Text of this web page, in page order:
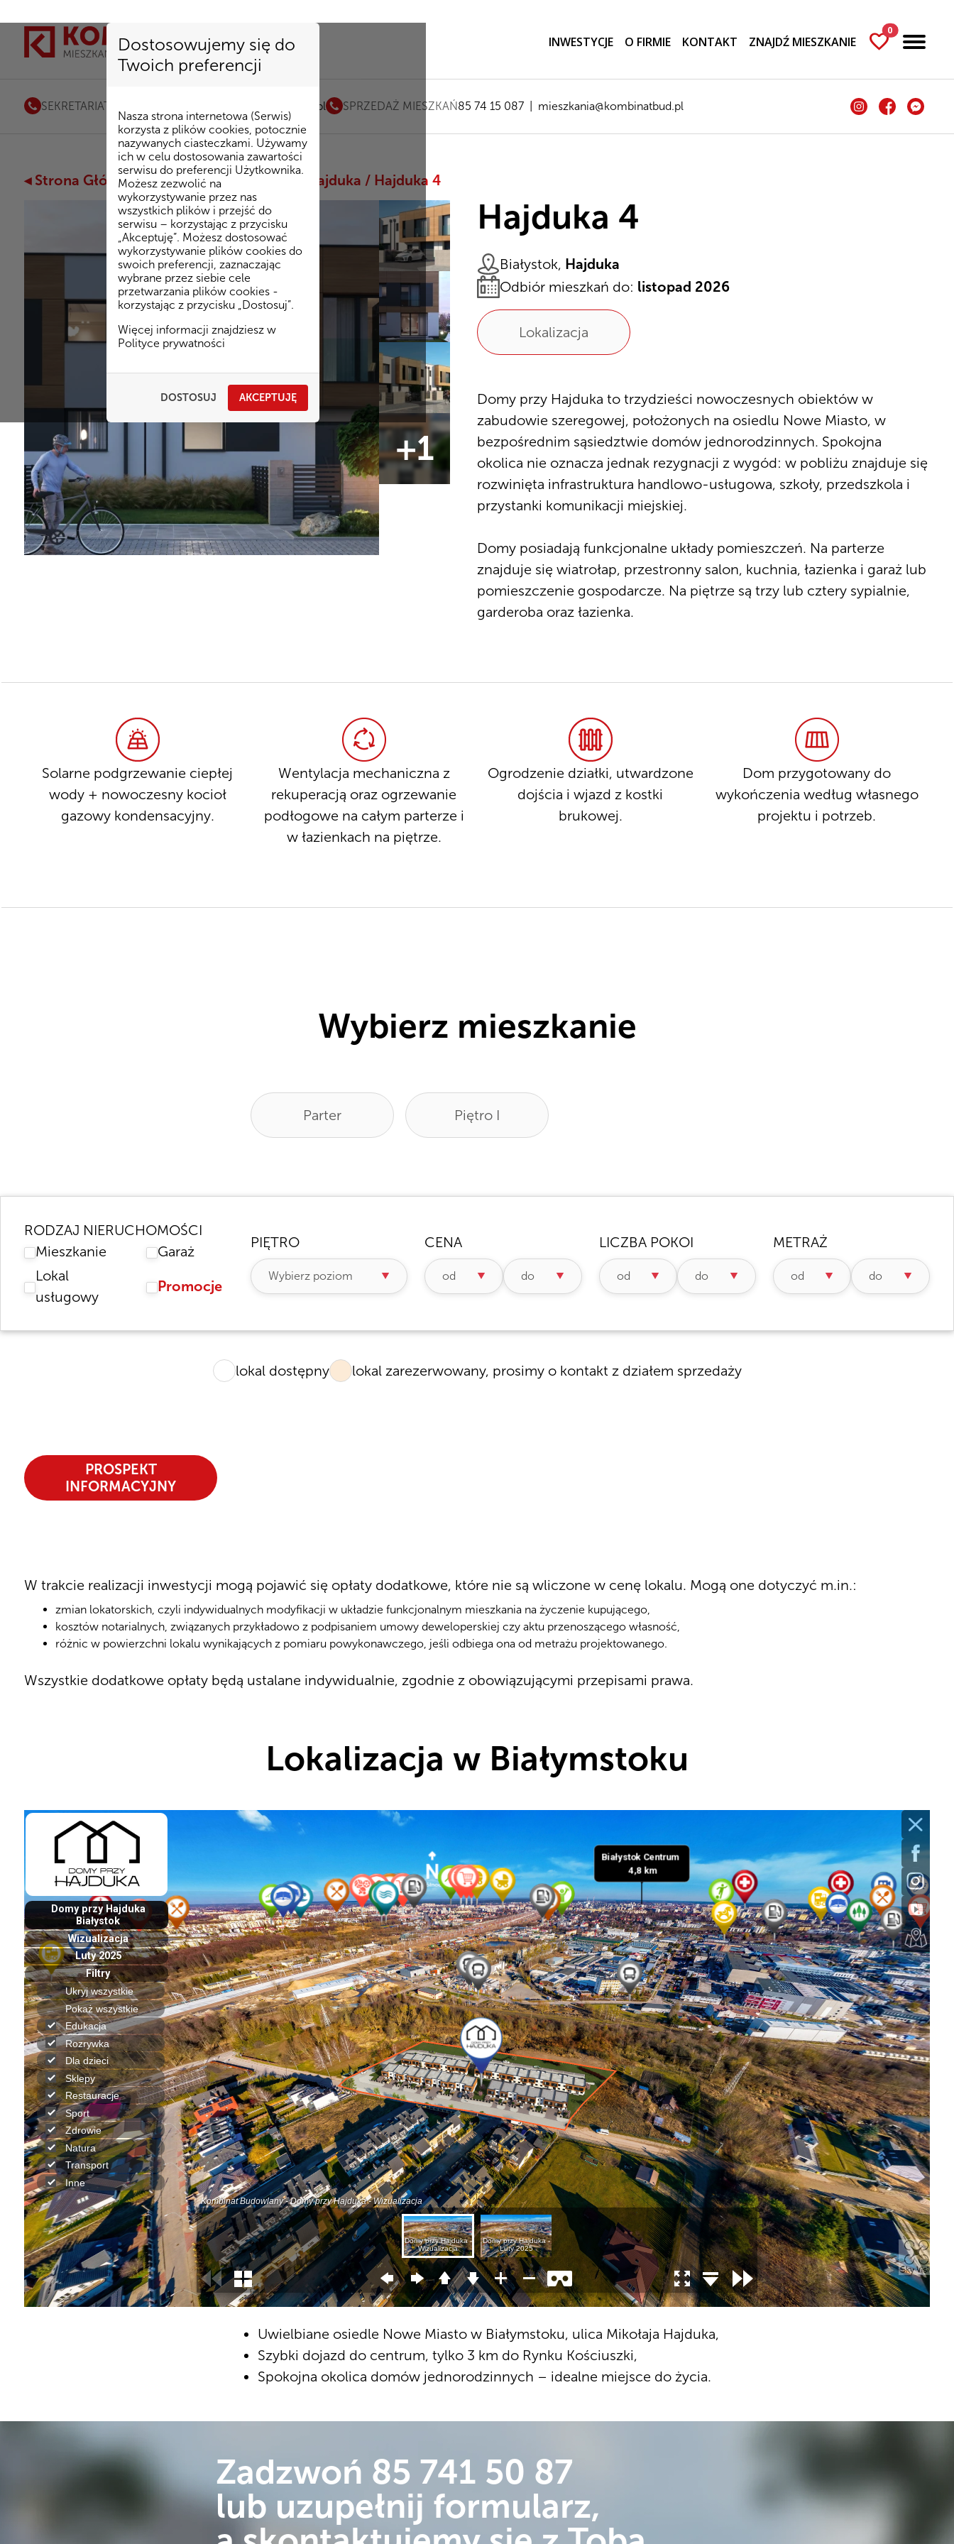
Dostosowujemy się do
Twoich preferencji
Nasza strona internetowa (Serwis)
korzysta z plików cookies, potocznie
nazywanych ciasteczkami. Używamy
ich w celu dostosowania zawartości
serwisu do preferencji Użytkownika.
Możesz zezwolić na
wykorzystywanie przez nas
wszystkich plików i przejść do
serwisu – korzystając z przycisku
„Akceptuję”. Możesz dostosować
wykorzystywanie plików cookies do
swoich preferencji, zaznaczając
wybrane przez siebie cele
przetwarzania plików cookies -
korzystając z przycisku „Dostosuj”.
Więcej informacji znajdziesz w
Polityce prywatności
DOSTOSUJ AKCEPTUJĘ
INWESTYCJE O FIRMIE KONTAKT ZNAJDŹ MIESZKANIE favorite0
SEKRETARIAT kombinat@kombinatbud.pl SPRZEDAŻ MIESZKAŃ85 74 15 087 mieszkania@kombinatbud.pl
◂ Strona Główna / Inwestycje / Domy przy Hajduka / Hajduka 4
+1
Hajduka 4
Białystok, Hajduka
Odbiór mieszkań do: listopad 2026
Lokalizacja
Domy przy Hajduka to trzydzieści nowoczesnych obiektów w
zabudowie szeregowej, położonych na osiedlu Nowe Miasto, w
bezpośrednim sąsiedztwie domów jednorodzinnych. Spokojna
okolica nie oznacza jednak rezygnacji z wygód: w pobliżu znajduje się
rozwinięta infrastruktura handlowo-usługowa, szkoły, przedszkola i
przystanki komunikacji miejskiej.
Domy posiadają funkcjonalne układy pomieszczeń. Na parterze
znajduje się wiatrołap, przestronny salon, kuchnia, łazienka i garaż lub
pomieszczenie gospodarcze. Na piętrze są trzy lub cztery sypialnie,
garderoba oraz łazienka.
Solarne podgrzewanie ciepłej
wody + nowoczesny kocioł
gazowy kondensacyjny.
Wentylacja mechaniczna z
rekuperacją oraz ogrzewanie
podłogowe na całym parterze i
w łazienkach na piętrze.
Ogrodzenie działki, utwardzone
dojścia i wjazd z kostki
brukowej.
Dom przygotowany do
wykończenia według własnego
projektu i potrzeb.
Wybierz mieszkanie
Parter Piętro I
RODZAJ NIERUCHOMOŚCI
Mieszkanie
Garaż
Lokal
usługowy
Promocje
PIĘTRO CENA LICZBA POKOI METRAŻ
lokal dostępny lokal zarezerwowany, prosimy o kontakt z działem sprzedaży
PROSPEKT
INFORMACYJNY
W trakcie realizacji inwestycji mogą pojawić się opłaty dodatkowe, które nie są wliczone w cenę lokalu. Mogą one dotyczyć m.in.:
zmian lokatorskich, czyli indywidualnych modyfikacji w układzie funkcjonalnym mieszkania na życzenie kupującego,
kosztów notarialnych, związanych przykładowo z podpisaniem umowy deweloperskiej czy aktu przenoszącego własność,
różnic w powierzchni lokalu wynikających z pomiaru powykonawczego, jeśli odbiega ona od metrażu projektowanego.
Wszystkie dodatkowe opłaty będą ustalane indywidualnie, zgodnie z obowiązującymi przepisami prawa.
Lokalizacja w Białymstoku
Uwielbiane osiedle Nowe Miasto w Białymstoku, ulica Mikołaja Hajduka,
Szybki dojazd do centrum, tylko 3 km do Rynku Kościuszki,
Spokojna okolica domów jednorodzinnych – idealne miejsce do życia.
Zadzwoń 85 741 50 87
lub uzupełnij formularz,